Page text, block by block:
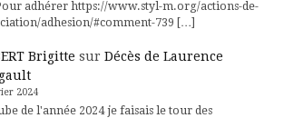
adhérer https://www.styl-m.org/actions-de-
adhesion/#comment-739 […]
Brigitte sur Décès de Laurence
2024
de l'année 2024 je faisais le tour des